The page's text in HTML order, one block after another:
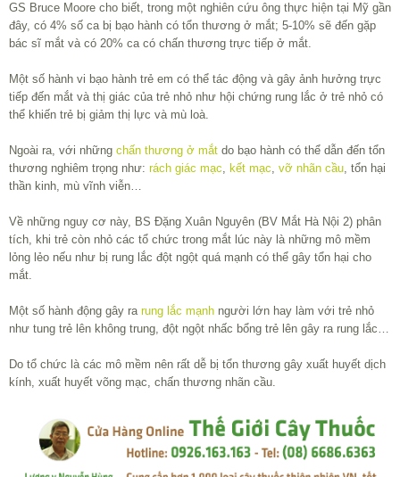
GS Bruce Moore cho biết, trong một nghiên cứu ông thực hiện tại Mỹ gần
đây, có 4% số ca bị bạo hành có tổn thương ở mắt; 5-10% sẽ đến gặp
bác sĩ mắt và có 20% ca có chấn thương trực tiếp ở mắt.
Một số hành vi bạo hành trẻ em có thể tác động và gây ảnh hưởng trực
tiếp đến mắt và thị giác của trẻ nhỏ như hội chứng rung lắc ở trẻ nhỏ có
thể khiến trẻ bị giảm thị lực và mù loà.
Ngoài ra, với những chấn thương ở mắt do bạo hành có thể dẫn đến tổn
thương nghiêm trọng như: rách giác mạc, kết mạc, vỡ nhãn cầu, tổn hại
thần kinh, mù vĩnh viễn…
Về những nguy cơ này, BS Đặng Xuân Nguyên (BV Mắt Hà Nội 2) phân
tích, khi trẻ còn nhỏ các tổ chức trong mắt lúc này là những mô mềm
lỏng lẻo nếu như bị rung lắc đột ngột quá mạnh có thể gây tổn hại cho
mắt.
Một số hành động gây ra rung lắc mạnh người lớn hay làm với trẻ nhỏ
như tung trẻ lên không trung, đột ngột nhấc bổng trẻ lên gây ra rung lắc…
Do tổ chức là các mô mềm nên rất dễ bị tổn thương gây xuất huyết dịch
kính, xuất huyết võng mạc, chấn thương nhãn cầu.